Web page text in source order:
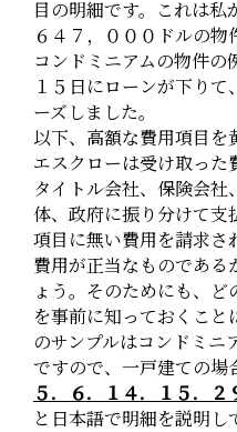
目の明細です。これは
６４７，０００ドルの
コンドミニアムの物件の
１５日にローンが下り
ーズしました。
以下、高額な費用項目を
エスクローは受け取った
タイトル会社、保険会
体、政府に振り分けて支
項目に無い費用を請求さ
費用が正当なものであ
ょう。そのためにも、
を事前に知っておくこと
のサンプルはコンドミニ
ですので、一戸建ての場
５．６．１４．１５．２
と日本語で明細を説明し